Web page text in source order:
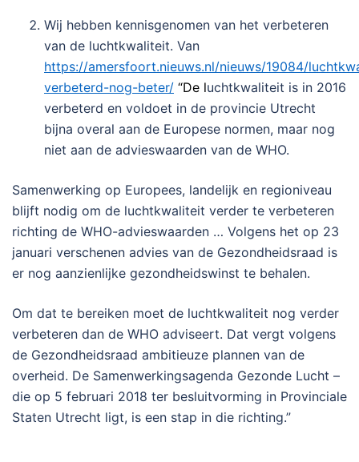
Wij hebben kennisgenomen van het verbeteren
van de luchtkwaliteit. Van
https://amersfoort.nieuws.nl/nieuws/19084/
verbeterd-nog-beter/ “De luchtkwaliteit is in 2016
verbeterd en voldoet in de provincie Utrecht
bijna overal aan de Europese normen, maar nog
niet aan de advieswaarden van de WHO.
Samenwerking op Europees, landelijk en regioniveau
blijft nodig om de luchtkwaliteit verder te verbeteren
richting de WHO-advieswaarden … Volgens het op 23
januari verschenen advies van de Gezondheidsraad is
er nog aanzienlijke gezondheidswinst te behalen.
Om dat te bereiken moet de luchtkwaliteit nog verder
verbeteren dan de WHO adviseert. Dat vergt volgens
de Gezondheidsraad ambitieuze plannen van de
overheid. De Samenwerkingsagenda Gezonde Lucht –
die op 5 februari 2018 ter besluitvorming in Provinciale
Staten Utrecht ligt, is een stap in die richting.”